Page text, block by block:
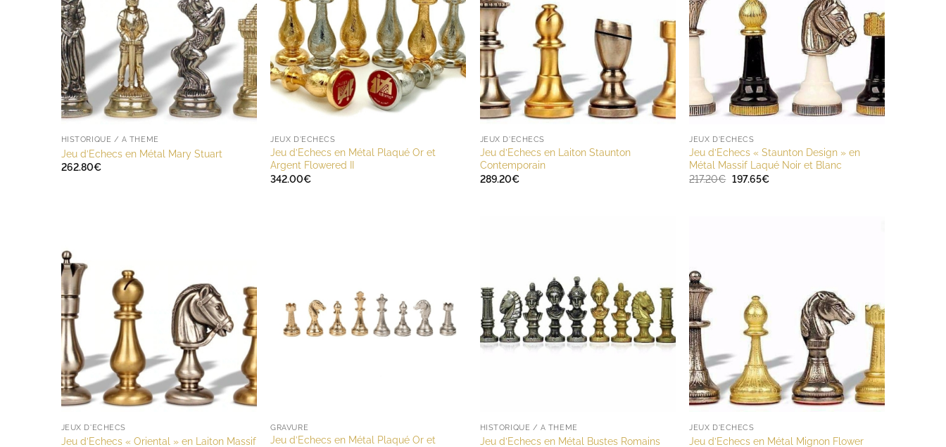
HISTORIQUE / A THÈME
Jeu d’Echecs en Métal Mary Stuart
262.80€
JEUX D'ECHECS
Jeu d’Echecs en Métal Plaqué Or et
Argent Flowered II
342.00€
JEUX D'ECHECS
Jeu d’Echecs en Laiton Staunton
Contemporain
289.20€
JEUX D'ECHECS
Jeu d’Echecs « Staunton Design » en
Métal Massif Laqué Noir et Blanc
217.20€ Le
197.65€Le
JEUX D'ECHECS
Jeu d’Echecs « Oriental » en Laiton Massif
GRAVURE
Jeu d’Echecs en Métal Plaqué Or et
HISTORIQUE / A THÈME
Jeu d’Echecs en Métal Bustes Romains
JEUX D'ECHECS
Jeu d’Echecs en Métal Mignon Flower